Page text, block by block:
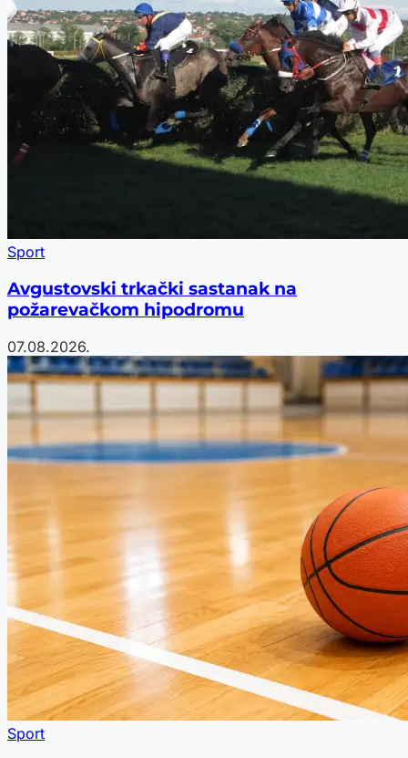
Sport
Avgustovski trkački sastanak na
požarevačkom hipodromu
07.08.2026.
Sport